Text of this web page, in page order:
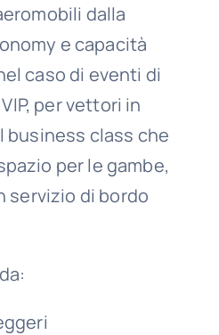
dalla
e capacità
caso di eventi di
per vettori in
class che
per le gambe,
servizio di bordo